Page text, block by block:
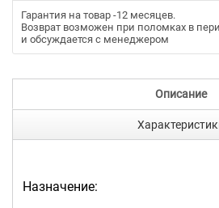
Гарантия на товар -12 месяцев.
Возврат возможен при поломках в
и обсуждается с менеджером
Описание
Назначение: